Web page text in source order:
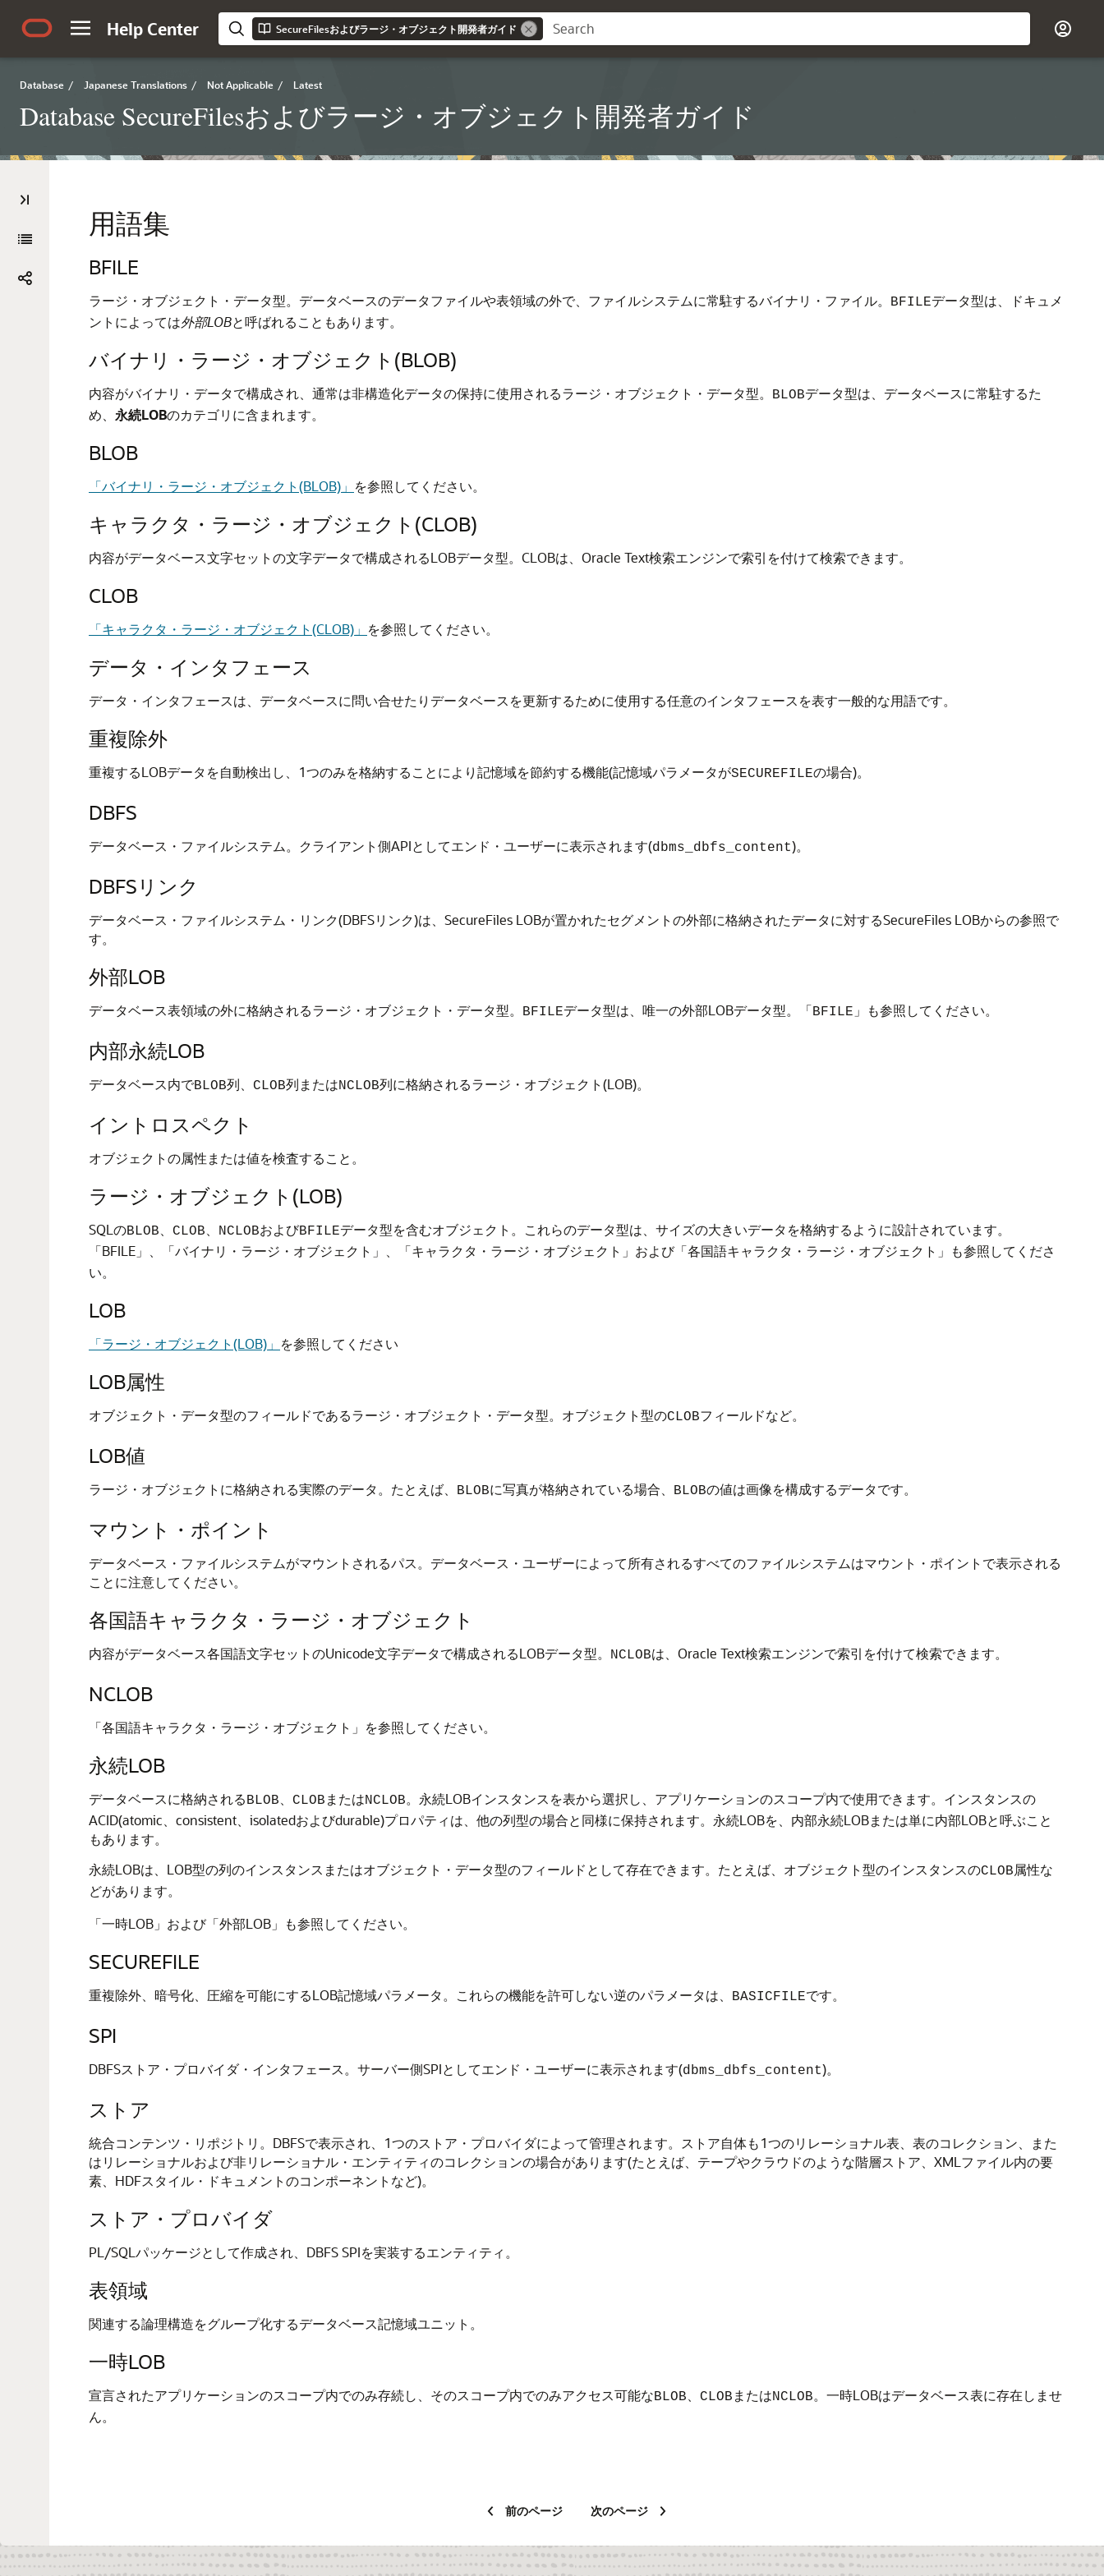
Help Center SecureFilesおよびラージ・オブジェクト開発者ガイド
Database / Japanese Translations / Not Applicable / Latest
Database SecureFilesおよびラージ・オブジェクト開発者ガイド
用語集
BFILE
ラージ・オブジェクト・データ型。データベースのデータファイルや表領域の外で、ファイルシステムに常駐するバイナリ・ファイル。 BFILEデータ型は、ドキュメ
ントによっては外部LOBと呼ばれることもあります。
バイナリ・ラージ・オブジェクト(BLOB)
内容がバイナリ・データで構成され、通常は非構造化データの保持に使用されるラージ・オブジェクト・データ型。 BLOBデータ型は、データベースに常駐するた
め、 永続LOBのカテゴリに含まれます。
BLOB
「バイナリ・ラージ・オブジェクト(BLOB)」 を参照してください。
キャラクタ・ラージ・オブジェクト(CLOB)
内容がデータベース文字セットの文字データで構成されるLOBデータ型。CLOBは、Oracle Text検索エンジンで索引を付けて検索できます。
CLOB
「キャラクタ・ラージ・オブジェクト(CLOB)」 を参照してください。
データ・インタフェース
データ・インタフェースは、データベースに問い合せたりデータベースを更新するために使用する任意のインタフェースを表す一般的な用語です。
重複除外
重複するLOBデータを自動検出し、1つのみを格納することにより記憶域を節約する機能(記憶域パラメータがSECUREFILEの場合)。
DBFS
データベース・ファイルシステム。クライアント側APIとしてエンド・ユーザーに表示されます(dbms_dbfs_content)。
DBFSリンク
データベース・ファイルシステム・リンク(DBFSリンク)は、SecureFiles LOBが置かれたセグメントの外部に格納されたデータに対するSecureFiles LOBからの参照で
す。
外部LOB
データベース表領域の外に格納されるラージ・オブジェクト・データ型。 BFILEデータ型は、唯一の外部LOBデータ型。「BFILE 」も参照してください。
内部永続LOB
データベース内でBLOB列、 CLOB列またはNCLOB列に格納されるラージ・オブジェクト(LOB)。
イントロスペクト
オブジェクトの属性または値を検査すること。
ラージ・オブジェクト(LOB)
SQLのBLOB CLOB NCLOBおよびBFILEデータ型を含むオブジェクト。これらのデータ型は、サイズの大きいデータを格納するように設計されています。
「BFILE」、「バイナリ・ラージ・オブジェクト」、「キャラクタ・ラージ・オブジェクト」および「各国語キャラクタ・ラージ・オブジェクト」も参照してくださ
い。
LOB
「ラージ・オブジェクト(LOB)」 を参照してください
LOB属性
オブジェクト・データ型のフィールドであるラージ・オブジェクト・データ型。オブジェクト型のCLOBフィールドなど。
LOB値
ラージ・オブジェクトに格納される実際のデータ。たとえば、 BLOBに写真が格納されている場合、 BLOBの値は画像を構成するデータです。
マウント・ポイント
データベース・ファイルシステムがマウントされるパス。データベース・ユーザーによって所有されるすべてのファイルシステムはマウント・ポイントで表示される
ことに注意してください。
各国語キャラクタ・ラージ・オブジェクト
内容がデータベース各国語文字セットのUnicode文字データで構成されるLOBデータ型。 NCLOBは、Oracle Text検索エンジンで索引を付けて検索できます。
NCLOB
「各国語キャラクタ・ラージ・オブジェクト」を参照してください。
永続LOB
データベースに格納されるBLOB CLOB またはNCLOB。永続LOBインスタンスを表から選択し、アプリケーションのスコープ内で使用できます。インスタンスの
ACID(atomic、consistent、isolatedおよびdurable)プロパティは、他の列型の場合と同様に保持されます。永続LOBを、内部永続LOBまたは単に内部LOBと呼ぶこと
もあります。
永続LOBは、LOB型の列のインスタンスまたはオブジェクト・データ型のフィールドとして存在できます。たとえば、オブジェクト型のインスタンスのCLOB属性な
どがあります。
「一時LOB」および「外部LOB」も参照してください。
SECUREFILE
重複除外、暗号化、圧縮を可能にするLOB記憶域パラメータ。これらの機能を許可しない逆のパラメータは、 BASICFILEです。
SPI
DBFSストア・プロバイダ・インタフェース。サーバー側SPIとしてエンド・ユーザーに表示されます(dbms_dbfs_content)。
ストア
統合コンテンツ・リポジトリ。DBFSで表示され、1つのストア・プロバイダによって管理されます。ストア自体も1つのリレーショナル表、表のコレクション、また
はリレーショナルおよび非リレーショナル・エンティティのコレクションの場合があります(たとえば、テープやクラウドのような階層ストア、XMLファイル内の要
素、HDFスタイル・ドキュメントのコンポーネントなど)。
ストア・プロバイダ
PL/SQLパッケージとして作成され、DBFS SPIを実装するエンティティ。
表領域
関連する論理構造をグループ化するデータベース記憶域ユニット。
一時LOB
宣言されたアプリケーションのスコープ内でのみ存続し、そのスコープ内でのみアクセス可能なBLOB CLOB またはNCLOB。一時LOBはデータベース表に存在しませ
ん。
前のページ 次のページ